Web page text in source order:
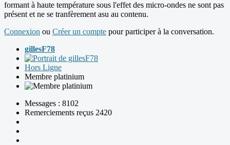
formant à haute température sous l'effet des micro-ondes ne sont pas
présent et ne se tranfèrement asu au contenu.
Connexion ou Créer un compte pour participer à la conversation.
gillesF78
Hors Ligne
Membre platinium
Messages : 8102
Remerciements reçus 2420